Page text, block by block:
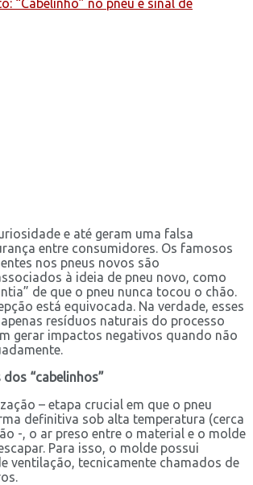
e até geram uma falsa
entre consumidores. Os famosos
nos pneus novos são
à ideia de pneu novo, como
de que o pneu nunca tocou o chão.
está equivocada. Na verdade, esses
resíduos naturais do processo
gerar impactos negativos quando não
“cabelinhos”
– etapa crucial em que o pneu
definitiva sob alta temperatura (cerca
-, o ar preso entre o material e o molde
Para isso, o molde possui
ventilação, tecnicamente chamados de